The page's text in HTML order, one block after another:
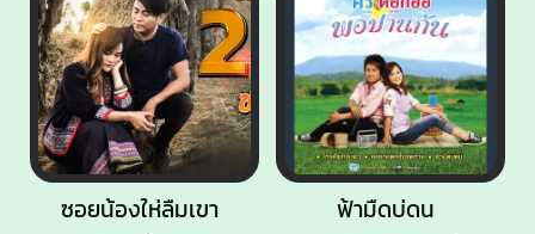
ซอยน้องให่ลืมเขา ฟ้ามืดบ่ดน